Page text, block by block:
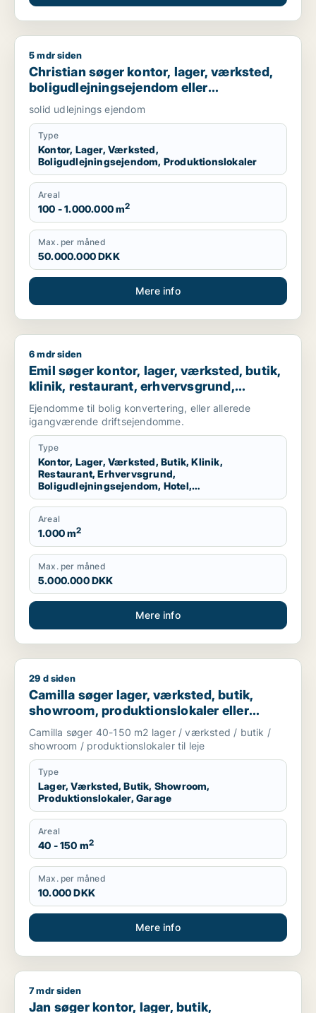
Christian søger kontor, lager, værksted,
5 mdr siden
Christian søger kontor, lager, værksted,
boligudlejningsejendom eller
produktionslokaler til salg i Nordsjælland,
Roskilde eller Holbæk
solid udlejnings ejendom
Type
Kontor, Lager, Værksted,
Boligudlejningsejendom, Produktionslokaler
Areal
100 - 1.000.000 m2
Max. per måned
50.000.000 DKK
Mere info
Emil søger kontor, lager, værksted, butik, klinik,
6 mdr siden
Emil søger kontor, lager, værksted, butik,
klinik, restaurant, erhvervsgrund,
boligudlejningsejendom, hotel,
produktionslokaler eller garage til salg i
Nordsjælland
Ejendomme til bolig konvertering, eller allerede
igangværende driftsejendomme.
Type
Kontor, Lager, Værksted, Butik, Klinik,
Restaurant, Erhvervsgrund,
Boligudlejningsejendom, Hotel,
Produktionslokaler, Garage
Areal
1.000 m2
Max. per måned
5.000.000 DKK
Mere info
Camilla søger lager, værksted, butik, showroom,
29 d siden
Camilla søger lager, værksted, butik,
showroom, produktionslokaler eller
garage til leje i Nordsjælland
Camilla søger 40-150 m2 lager / værksted / butik /
showroom / produktionslokaler til leje
Type
Lager, Værksted, Butik, Showroom,
Produktionslokaler, Garage
Areal
40 - 150 m2
Max. per måned
10.000 DKK
Mere info
Jan søger kontor, lager, butik, erhvervsgrund,
7 mdr siden
Jan søger kontor, lager, butik,